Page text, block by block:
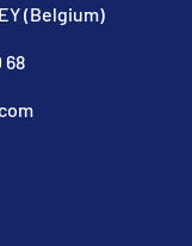
(Belgium)
68